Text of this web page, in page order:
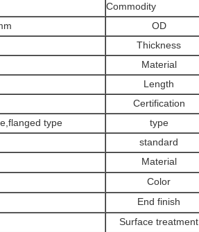
Commodity
OD
Thickness
Material
Length
Certification
type
type
standard
Material
Color
End finish
Surface treatment